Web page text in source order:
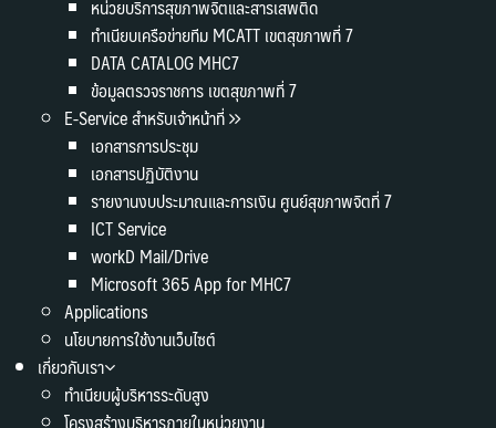
หน่วยบริการสุขภาพจิตและสารเสพติด
ทำเนียบเครือข่ายทีม MCATT เขตสุขภาพที่ 7
DATA CATALOG MHC7
ข้อมูลตรวจราชการ เขตสุขภาพที่ 7
E-Service สำหรับเจ้าหน้าที่
เอกสารการประชุม
เอกสารปฏิบัติงาน
รายงานงบประมาณและการเงิน ศูนย์สุขภาพจิตที่ 7
ICT Service
workD Mail/Drive
Microsoft 365 App for MHC7
Applications
นโยบายการใช้งานเว็บไซต์
เกี่ยวกับเรา
ทำเนียบผู้บริหารระดับสูง
โครงสร้างบริหารภายในหน่วยงาน